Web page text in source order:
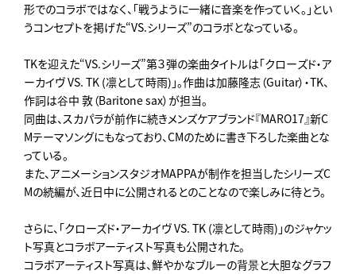
形でのコラボではなく、「戦うように一緒に音楽を作っていく。」 とい
うコンセプトを掲げた“VS.シリーズ”のコラボとなっている。
TKを迎えた“VS.シリーズ”第３弾の楽曲タイトルは「クローズド・ア
ーカイヴ VS. TK (凛として時雨)」。作曲は加藤隆志（Guitar）・TK、
作詞は谷中 敦（Baritone sax）が担当。
同曲は、スカパラが前作に続きメンズケアブランド『MARO17』新C
Mテーマソングにもなっており、CMのために書き下ろした楽曲とな
っている。
また、アニメーションスタジオMAPPAが制作を担当したシリーズC
Mの続編が、近日中に公開されるとのことなので楽しみに待とう。
さらに、「クローズド・アーカイヴ VS. TK (凛として時雨)」のジャケッ
ト写真とコラボアーティスト写真も公開された。
コラボアーティスト写真は、鮮やかなブルーの背景と大胆なグラフ